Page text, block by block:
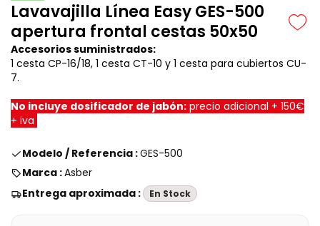
Lavavajilla Línea Easy GES-500
apertura frontal cestas 50x50
Accesorios suministrados:
1 cesta CP-16/18, 1 cesta CT-10 y 1 cesta para cubiertos CU-
7.
No incluye dosificador de jabón: precio adicional + 150€
+ iva
Modelo / Referencia :GES-500
Marca :Asber
Entrega aproximada :
En Stock